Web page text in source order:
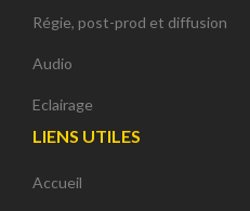
Régie, post-prod et diffusion
Audio
Eclairage
LIENS UTILES
Accueil